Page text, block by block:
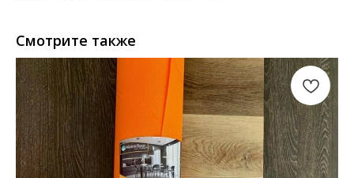
Смотрите также